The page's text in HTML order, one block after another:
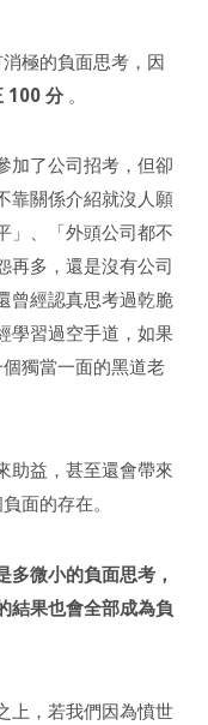
極的負面思考，因
100 分。
加了公司招考，但卻
靠關係介紹就沒人願
」、「外頭公司都不
再多，還是沒有公司
曾經認真思考過乾脆
學習過空手道，如果
獨當一面的黑道老
助益，甚至還會帶來
面的存在。
微小的負面思考，
結果也會全部成為負
上，若我們因為憤世